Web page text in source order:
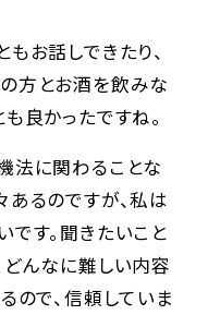
お話しできたり、
方とお酒を飲みな
良かったですね。
法に関わることな
るのですが、私は
す。聞きたいこと
んなに難しい内容
ので、信頼していま